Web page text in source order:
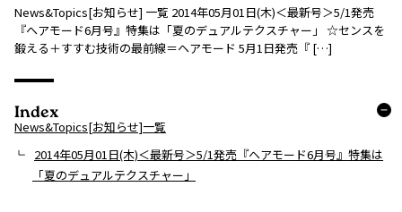
News&Topics[お知らせ] 一覧 2014年05月01日(木)＜最新号＞5/1発売
『ヘアモード6月号』特集は「夏のデュアルテクスチャー」 ☆センスを
鍛える＋すすむ技術の最前線＝ヘアモード 5月1日発売『 […]
Index
News&Topics[お知らせ]一覧
2014年05月01日(木)＜最新号＞5/1発売『ヘアモード6月号』特集は
「夏のデュアルテクスチャー」